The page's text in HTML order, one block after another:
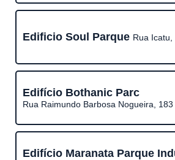
Edificio Soul Parque Rua Icatu,
Edifício Bothanic Parc
Rua Raimundo Barbosa Nogueira, 183
Edifício Maranata Parque